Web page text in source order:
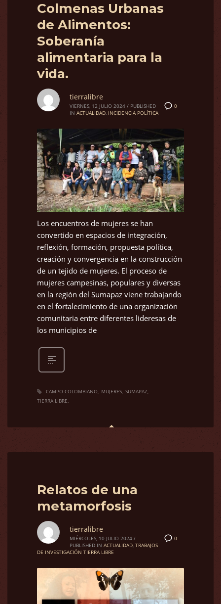
Colmenas Urbanas
de Alimentos:
Soberanía
alimentaria para la
vida.
0
tierralibre
VIERNES, 12 JULIO 2024 / PUBLISHED
IN ACTUALIDAD, INCIDENCIA POLÍTICA
Los encuentros de mujeres se han
convertido en espacios de integración,
reflexión, formación, propuesta política,
creación y convergencia en la construcción
de un tejido de mujeres. El proceso de
mujeres campesinas, populares y diversas
en la región del Sumapaz viene trabajando
en el fortalecimiento de una organización
comunitaria entre diferentes lideresas de
los municipios de
CAMPO COLOMBIANO MUJERES SUMAPAZ
TIERRA LIBRE
Relatos de una
metamorfosis
0
tierralibre
MIÉRCOLES, 10 JULIO 2024 /
PUBLISHED IN ACTUALIDAD, TRABAJOS
DE INVESTIGACIÓN TIERRA LIBRE